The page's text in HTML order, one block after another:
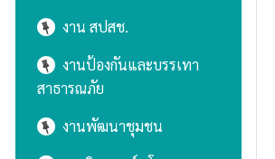
งาน สปสช.
งานป้องกันและบรรเทา
สาธารณภัย
งานพัฒนาชุมชน